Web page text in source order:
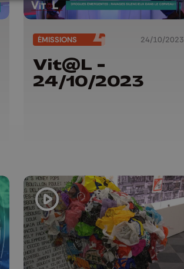
ÉMISSIONS 24/10/2023
Vit@L -
24/10/2023